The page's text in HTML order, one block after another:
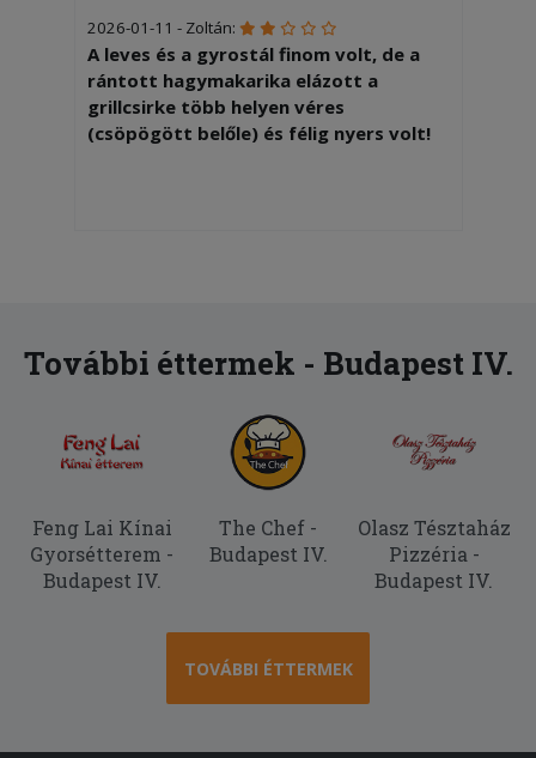
2026-01-11 - Zoltán:
A leves és a gyrostál finom volt, de a
rántott hagymakarika elázott a
grillcsirke több helyen véres
(csöpögött belőle) és félig nyers volt!
További éttermek - Budapest IV.
Feng Lai Kínai
Gyorsétterem -
Budapest IV.
The Chef -
Budapest IV.
Olasz Tésztaház
Pizzéria -
Budapest IV.
TOVÁBBI ÉTTERMEK